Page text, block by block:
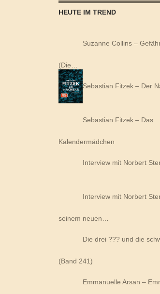
HEUTE IM TREND
Suzanne Collins –
(Die…
Sebastian Fitzek – Der
Sebastian Fitzek – Das
Kalendermädchen
Interview mit Norbert
Interview mit Norbert
seinem neuen…
Die drei ??? und die
(Band 241)
Emmanuelle Arsan –